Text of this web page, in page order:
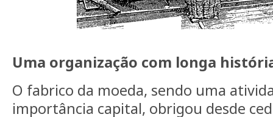
Uma organização com longa
O fabrico da moeda, sendo uma
importância capital, obrigou desde